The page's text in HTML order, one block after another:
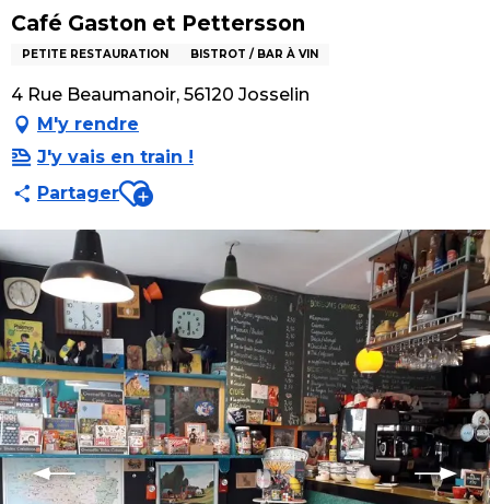
Café Gaston et Pettersson
PETITE RESTAURATION BISTROT / BAR À VIN
4 Rue Beaumanoir, 56120 Josselin
M'y rendre
J'y vais en train !
PartagerAjouter aux favoris